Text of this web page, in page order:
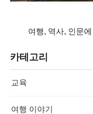
여행, 역사, 인문
카테고리
교육
여행 이야기